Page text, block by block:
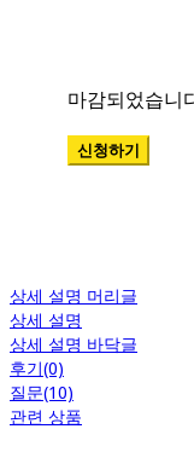
상세 설명 머리글
상세 설명
상세 설명 바닥글
후기(0)
질문(10)
관련 상품